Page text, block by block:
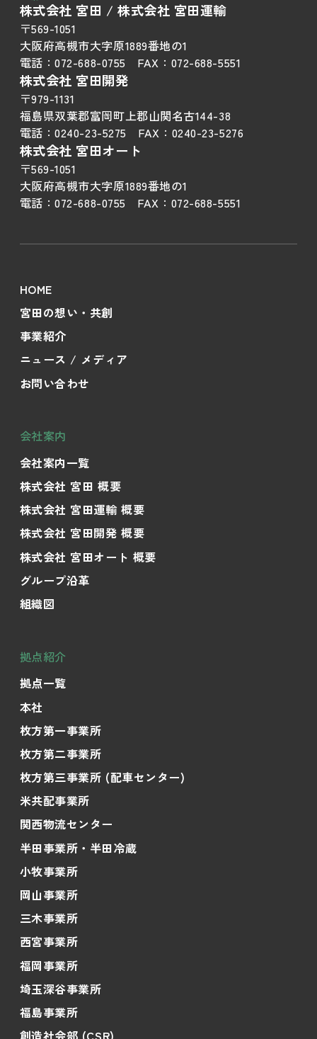
株式会社 宮田 / 株式会社 宮田運輸
〒569-1051
大阪府高槻市大字原1889番地の1
電話：072-688-0755 FAX： 072-688-5551
株式会社 宮田開発
〒979-1131
福島県双葉郡富岡町上郡山関名古144-38
電話：0240-23-5275 FAX： 0240-23-5276
株式会社 宮田オート
〒569-1051
大阪府高槻市大字原1889番地の1
電話：072-688-0755 FAX： 072-688-5551
HOME
宮田の想い・共創
事業紹介
ニュース / メディア
お問い合わせ
会社案内
会社案内一覧
株式会社 宮田 概要
株式会社 宮田運輸 概要
株式会社 宮田開発 概要
株式会社 宮田オート 概要
グループ沿革
組織図
拠点紹介
拠点一覧
本社
枚方第一事業所
枚方第二事業所
枚方第三事業所 (配車センター)
米共配事業所
関西物流センター
半田事業所・半田冷蔵
小牧事業所
岡山事業所
三木事業所
西宮事業所
福岡事業所
埼玉深谷事業所
福島事業所
創造社会部 (CSR)